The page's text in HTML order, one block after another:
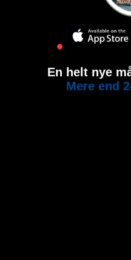
En helt nye
Mere end